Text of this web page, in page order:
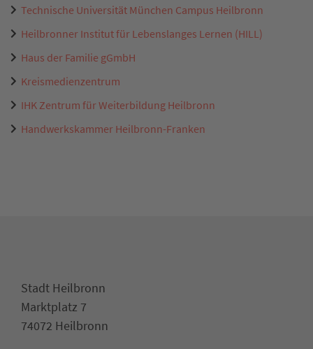
Technische Universität München Campus Heilbronn
Heilbronner Institut für Lebenslanges Lernen (HILL)
Haus der Familie gGmbH
Kreismedienzentrum
IHK Zentrum für Weiterbildung Heilbronn
Handwerkskammer Heilbronn-Franken
Stadt Heilbronn
Marktplatz 7
74072 Heilbronn